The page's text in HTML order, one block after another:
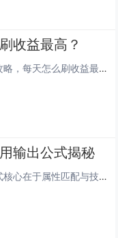
收益最高？
今天小白来给大家谈谈《鸣潮》体力分配攻略，每天怎么刷收益最高？，以及潮鸣弦是什么技能对应的知识点，希望对大家有所帮助，不...
输出公式揭秘
鸣潮声骸搭配技巧中，全职业通用输出公式核心在于属性匹配与技能协同，玩家需根据角色职业特性选择主属性为暴击、攻击或元素伤害...